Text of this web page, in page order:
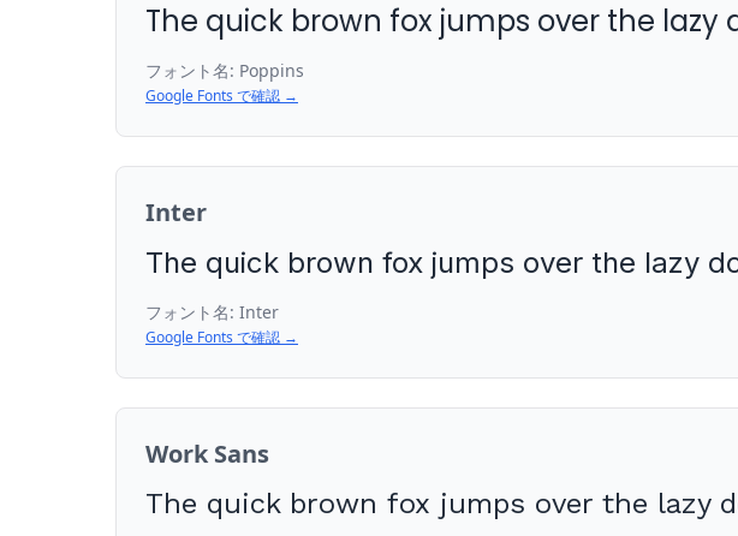
The quick brown fox jumps over the lazy
フォント名: Poppins
Google Fonts で確認 →
Inter
The quick brown fox jumps over the lazy
フォント名: Inter
Google Fonts で確認 →
Work Sans
The quick brown fox jumps over the lazy